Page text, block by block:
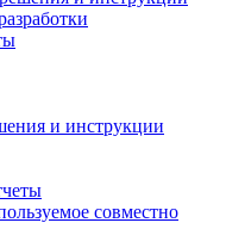
и инструкции
совместно